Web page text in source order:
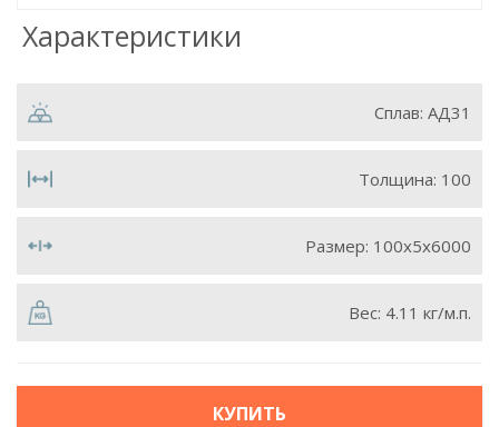
Характеристики
Сплав: АД31
Толщина: 100
Размер: 100х5х6000
Вес: 4.11 кг/м.п.
КУПИТЬ